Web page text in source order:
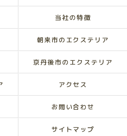
当社の特徴
朝来市のエクステリア
京丹後市のエクステリア
アクセス
お問い合わせ
サイトマップ